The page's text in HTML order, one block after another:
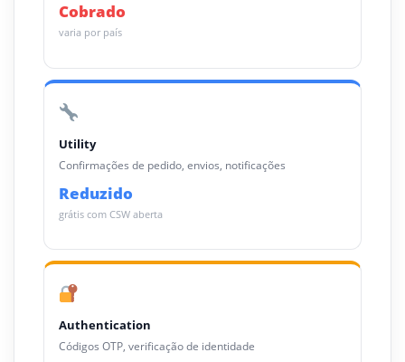
Cobrado
varia por país
Utility
Confirmações de pedido, envios, notificações
Reduzido
grátis com CSW aberta
Authentication
Códigos OTP, verificação de identidade